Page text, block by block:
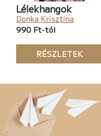
Lélekhangok
Donka Krisztina
990 Ft-tól
RÉSZLETEK